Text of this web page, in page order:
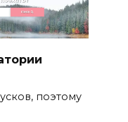
поэтому